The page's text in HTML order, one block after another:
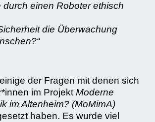
durch einen Roboter ethisch
die Überwachung
“
der Fragen mit denen sich
im Projekt Moderne
im Altenheim? (MoMimA)
haben. Es wurde viel